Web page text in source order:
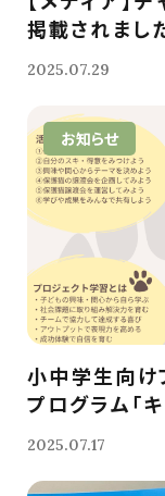
掲載されまし
2025.07.29
お知らせ
小中学生向
プログラム「
2025.07.17